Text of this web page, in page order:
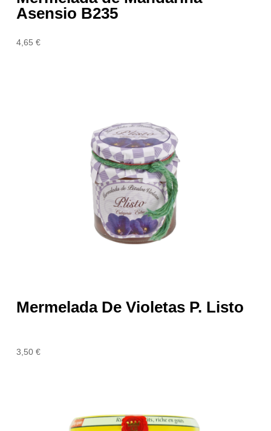
Asensio B235
4,65€
Mermelada De Violetas P. Listo
3,50€